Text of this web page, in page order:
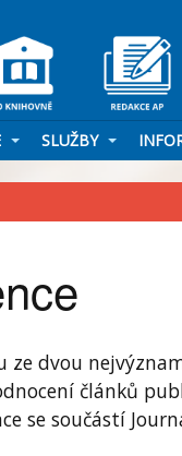
SLUŽBY
ze dvou
článků
se součástí